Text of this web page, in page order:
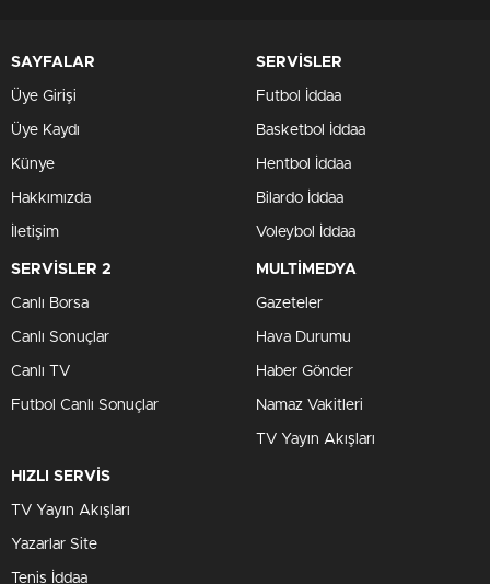
SAYFALAR
Üye Girişi
Üye Kaydı
Künye
Hakkımızda
İletişim
SERVİSLER
Futbol İddaa
Basketbol İddaa
Hentbol İddaa
Bilardo İddaa
Voleybol İddaa
SERVİSLER 2
Canlı Borsa
Canlı Sonuçlar
Canlı TV
Futbol Canlı Sonuçlar
MULTİMEDYA
Gazeteler
Hava Durumu
Haber Gönder
Namaz Vakitleri
TV Yayın Akışları
HIZLI SERVİS
TV Yayın Akışları
Yazarlar Site
Tenis İddaa